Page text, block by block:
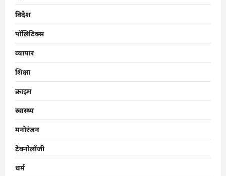
विदेश
पॉलिटिक्स
व्यापार
शिक्षा
क्राइम
स्वास्थ्य
मनोरंजन
टेक्नोलॉजी
धर्म